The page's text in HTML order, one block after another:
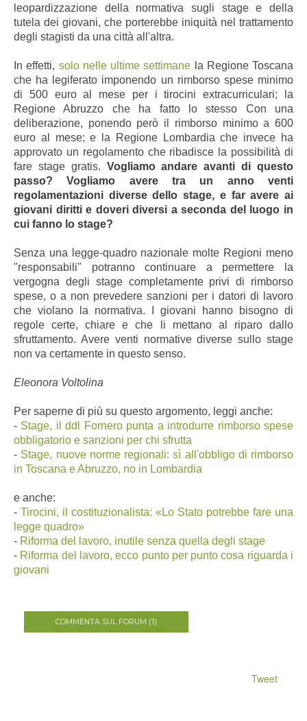
leopardizzazione della normativa sugli stage e della
tutela dei giovani, che porterebbe iniquità nel trattamento
degli stagisti da una città all'altra.
In effetti, solo nelle ultime settimane la Regione Toscana
che ha legiferato imponendo un rimborso spese minimo
di 500 euro al mese per i tirocini extracurriculari; la
Regione Abruzzo che ha fatto lo stesso Con una
deliberazione, ponendo però il rimborso minimo a 600
euro al mese; e la Regione Lombardia che invece ha
approvato un regolamento che ribadisce la possibilità di
fare stage gratis. Vogliamo andare avanti di questo
passo? Vogliamo avere tra un anno venti
regolamentazioni diverse dello stage, e far avere ai
giovani diritti e doveri diversi a seconda del luogo in
cui fanno lo stage?
Senza una legge-quadro nazionale molte Regioni meno
"responsabili" potranno continuare a permettere la
vergogna degli stage completamente privi di rimborso
spese, o a non prevedere sanzioni per i datori di lavoro
che violano la normativa. I giovani hanno bisogno di
regole certe, chiare e che li mettano al riparo dallo
sfruttamento. Avere venti normative diverse sullo stage
non va certamente in questo senso.
Eleonora Voltolina
Per saperne di più su questo argomento, leggi anche:
- Stage, il ddl Fornero punta a introdurre rimborso spese
obbligatorio e sanzioni per chi sfrutta
- Stage, nuove norme regionali: sì all'obbligo di rimborso
in Toscana e Abruzzo, no in Lombardia
e anche:
- Tirocini, il costituzionalista: «Lo Stato potrebbe fare una
legge quadro»
- Riforma del lavoro, inutile senza quella degli stage
- Riforma del lavoro, ecco punto per punto cosa riguarda i
giovani
COMMENTA SUL FORUM (1)
Tweet